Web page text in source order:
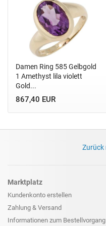
Damen Ring 585 Gelbgold
1 Amethyst lila violett
Gold...
867,40 EUR
Zurück
Marktplatz
Kundenkonto erstellen
Zahlung & Versand
Informationen zum Bestellvorgang